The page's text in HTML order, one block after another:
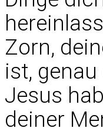
Zorn,
ist,
Jesus
deiner